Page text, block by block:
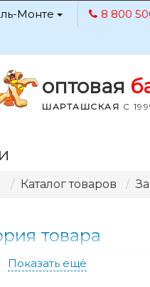
Монте 8 800
оптовая
ШАРТАШСКАЯ С
Каталог товаров
товара
Показать ещё